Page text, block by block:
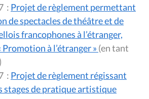
: Projet de règlement permettant
de spectacles de théâtre et de
francophones à l’étranger,
Promotion à l’étranger » (en tant
: Projet de règlement régissant
stages de pratique artistique